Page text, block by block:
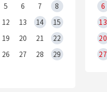
5 6 7
8
12 13 14
15
19 20 21
22
26 27 28
29
6
13
20
27